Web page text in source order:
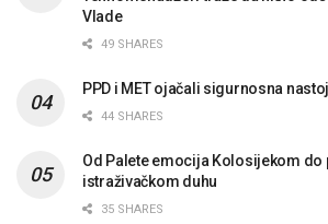
Vlade
49 SHARES
PPD i MET ojačali sigurnosna
44 SHARES
Od Palete emocija Kolosijekom do
istraživačkom duhu
35 SHARES